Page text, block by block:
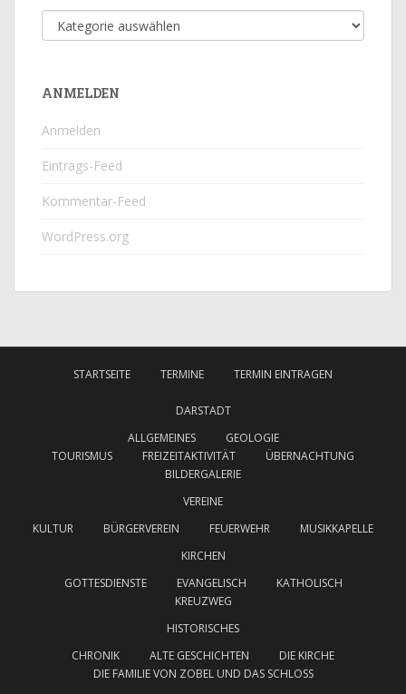
Beitragskategorie
ANMELDEN
Anmelden
Eintrags-Feed
Kommentar-Feed
WordPress.org
STARTSEITE TERMINE TERMIN EINTRAGEN
DARSTADT
ALLGEMEINES
GEOLOGIE
TOURISMUS
FREIZEITAKTIVITÄT
ÜBERNACHTUNG
BILDERGALERIE
VEREINE
KULTUR
BÜRGERVEREIN FEUERWEHR
MUSIKKAPELLE
KIRCHEN
GOTTESDIENSTE
EVANGELISCH
KATHOLISCH
KREUZWEG
HISTORISCHES
CHRONIK
ALTE GESCHICHTEN
DIE KIRCHE
DIE FAMILIE VON ZOBEL UND DAS SCHLOSS